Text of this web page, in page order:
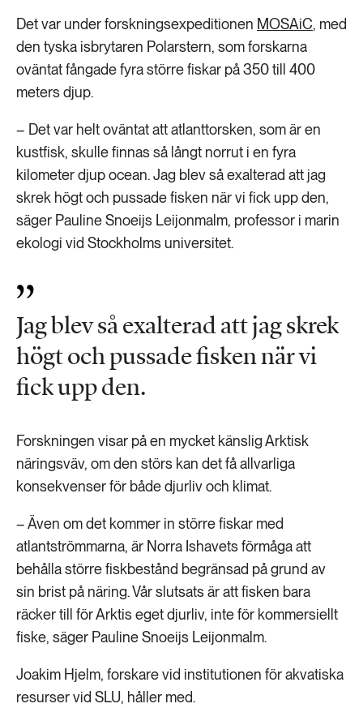
Det var under forskningsexpeditionen MOSAiC, med
den tyska isbrytaren Polarstern, som forskarna
oväntat fångade fyra större fiskar på 350 till 400
meters djup.
– Det var helt oväntat att atlanttorsken, som är en
kustfisk, skulle finnas så långt norrut i en fyra
kilometer djup ocean. Jag blev så exalterad att jag
skrek högt och pussade fisken när vi fick upp den,
säger Pauline Snoeijs Leijonmalm, professor i marin
ekologi vid Stockholms universitet.
Jag blev så exalterad att jag skrek
högt och pussade fisken när vi
fick upp den.
Forskningen visar på en mycket känslig Arktisk
näringsväv, om den störs kan det få allvarliga
konsekvenser för både djurliv och klimat.
– Även om det kommer in större fiskar med
atlantströmmarna, är Norra Ishavets förmåga att
behålla större fiskbestånd begränsad på grund av
sin brist på näring. Vår slutsats är att fisken bara
räcker till för Arktis eget djurliv, inte för kommersiellt
fiske, säger Pauline Snoeijs Leijonmalm.
Joakim Hjelm, forskare vid institutionen för akvatiska
resurser vid SLU, håller med.